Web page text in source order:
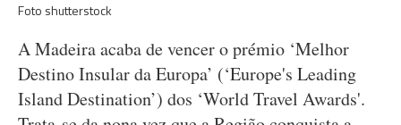
Foto shutterstock
A Madeira acaba de vencer o prémio ‘Melhor
Destino Insular da Europa’ (‘Europe's Leading
Island Destination’) dos ‘World Travel Awards'.